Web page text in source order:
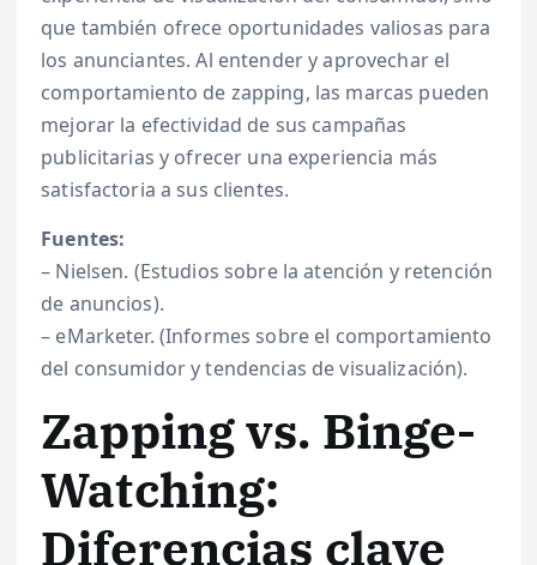
que también ofrece oportunidades valiosas para
los anunciantes. Al entender y aprovechar el
comportamiento de zapping, las marcas pueden
mejorar la efectividad de sus campañas
publicitarias y ofrecer una experiencia más
satisfactoria a sus clientes.
Fuentes:
– Nielsen. (Estudios sobre la atención y retención
de anuncios).
– eMarketer. (Informes sobre el comportamiento
del consumidor y tendencias de visualización).
Zapping vs. Binge-
Watching:
Diferencias clave